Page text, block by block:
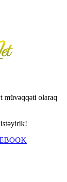
müvəqqəti olaraq
istəyirik!